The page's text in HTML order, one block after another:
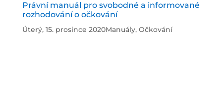
Právní manuál pro svobodné a informované
rozhodování o očkování
Úterý, 15. prosince 2020Manuály, Očkování